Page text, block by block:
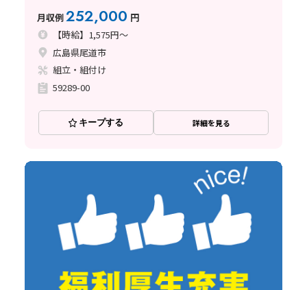
月収例252,000 円
【時給】1,575円～
広島県尾道市
組立・組付け
59289-00
キープする 詳細を見る